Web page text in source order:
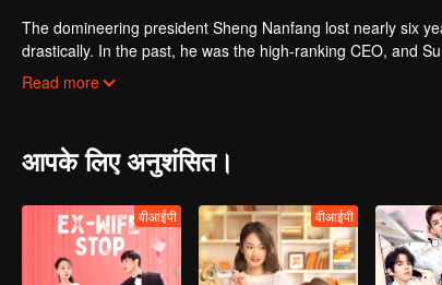
The domineering president Sheng Nanfang lost nearly six
drastically. In the past, he was the high-ranking CEO, and
biological father and transformed herself into the CEO of
Read more
आपके लिए अनुशंसित।
वीआईपी वीआईपी